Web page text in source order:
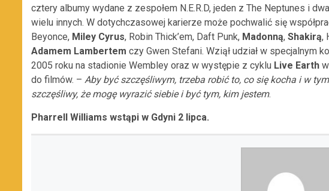
cztery albumy wydane z zespołem N.E.R.D, jeden z The Neptunes i
wielu innych. W dotychczasowej karierze może pochwalić się
Beyonce, Miley Cyrus, Robin Thick’em, Daft Punk, Madonną, Shakirą,
Adamem Lambertem czy Gwen Stefani. Wziął udział w specjalnym
2005 roku na stadionie Wembley oraz w występie z cyklu Live Earth
do filmów. – Aby być szczęśliwym, trzeba robić to, co się kocha i w
szczęśliwy, że mogę wyrazić siebie i być tym, kim jestem.
Pharrell Williams wstąpi w Gdyni 2 lipca.